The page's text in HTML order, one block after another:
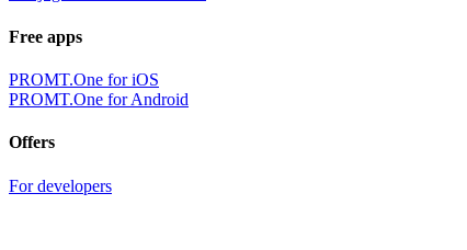
Free apps
PROMT.One for iOS
PROMT.One for Android
Offers
For developers